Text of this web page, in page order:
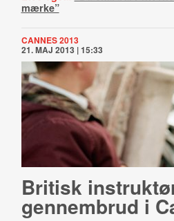
mærke”
CANNES 2013
21. MAJ 2013 | 15:33
Britisk
gennembrud i